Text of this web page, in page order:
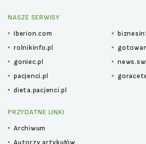
NASZE SERWISY
Iberion.com
rolnikinfo.pl
goniec.pl
pacjenci.pl
dieta.pacjenci.pl
PRZYDATNE LINKI
Archiwum
Autorzy artykułów